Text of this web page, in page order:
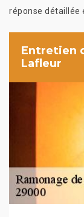
réponse détaillée
Entretien
Lafleur